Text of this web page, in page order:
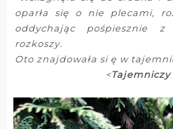
oparła się o nie plecami,
oddychając pośpiesznie
rozkoszy.
Oto znajdowała si ę w
<Tajemniczy